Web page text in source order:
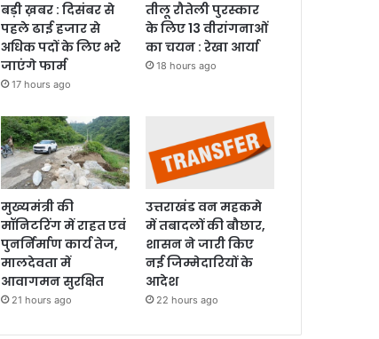
बड़ी ख़बर : दिसंबर से
पहले ढाई हजार से
अधिक पदों के लिए भरे
जाएंगे फार्म
17 hours ago
तीलू रौतेली पुरस्कार
के लिए 13 वीरांगनाओं
का चयन : रेखा आर्या
18 hours ago
मुख्यमंत्री की
मॉनिटरिंग में राहत एवं
पुनर्निर्माण कार्य तेज,
मालदेवता में
आवागमन सुरक्षित
21 hours ago
उत्तराखंड वन महकमे
में तबादलों की बौछार,
शासन ने जारी किए
नई जिम्मेदारियों के
आदेश
22 hours ago